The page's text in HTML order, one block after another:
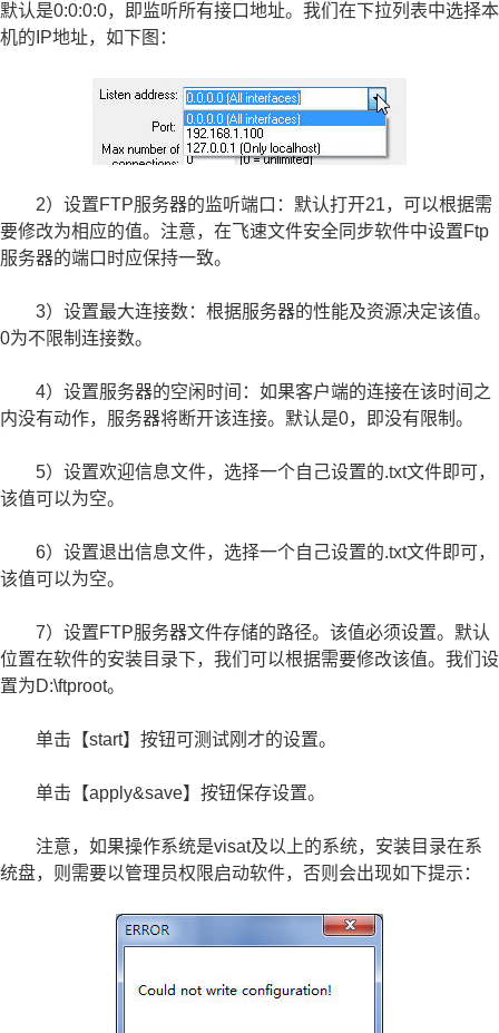
默认是0:0:0:0，即监听所有接口地址。我们在下拉列表中选择本
机的IP地址，如下图：
2）设置FTP服务器的监听端口：默认打开21，可以根据需
要修改为相应的值。注意，在飞速文件安全同步软件中设置Ftp
服务器的端口时应保持一致。
3）设置最大连接数：根据服务器的性能及资源决定该值。
0为不限制连接数。
4）设置服务器的空闲时间：如果客户端的连接在该时间之
内没有动作，服务器将断开该连接。默认是0，即没有限制。
5）设置欢迎信息文件，选择一个自己设置的.txt文件即可，
该值可以为空。
6）设置退出信息文件，选择一个自己设置的.txt文件即可，
该值可以为空。
7）设置FTP服务器文件存储的路径。该值必须设置。默认
位置在软件的安装目录下，我们可以根据需要修改该值。我们设
置为D:\ftproot。
单击【start】按钮可测试刚才的设置。
单击【apply&save】按钮保存设置。
注意，如果操作系统是visat及以上的系统，安装目录在系
统盘，则需要以管理员权限启动软件，否则会出现如下提示：